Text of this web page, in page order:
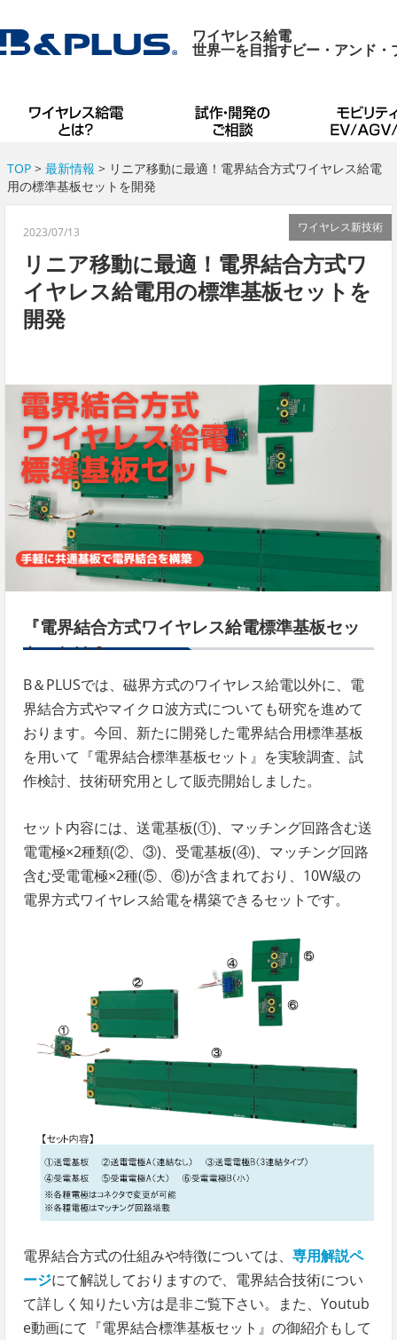
ワイヤレス給電
世界一を目指すビー・アンド・
TOP> 最新情報 > リニア移動に最適！電界結合方式ワイヤレス給電
用の標準基板セットを開発
ワイヤレス新技術
2023/07/13
リニア移動に最適！電界結合方式ワ
イヤレス給電用の標準基板セットを
開発
『電界結合方式ワイヤレス給電標準基板セッ
ト』とは？
B＆PLUSでは、磁界方式のワイヤレス給電以外に、電
界結合方式やマイクロ波方式についても研究を進めて
おります。今回、新たに開発した電界結合用標準基板
を用いて『電界結合標準基板セット』を実験調査、試
作検討、技術研究用として販売開始しました。
セット内容には、送電基板(①)、マッチング回路含む送
電電極×2種類(②、③)、受電基板(④)、マッチング回路
含む受電電極×2種(⑤、⑥)が含まれており、10W級の
電界方式ワイヤレス給電を構築できるセットです。
電界結合方式の仕組みや特徴については、 専用解説ペ
ージにて解説しておりますので、電界結合技術につい
て詳しく知りたい方は是非ご覧下さい。また、Youtub
e動画にて『電界結合標準基板セット』の御紹介もして